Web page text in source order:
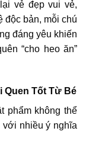
vẻ đẹp vui vẻ,
độc bản, mỗi chú
đáng yêu khiến
“cho heo ăn”
Quen Tốt Từ Bé
phẩm không thể
với nhiều ý nghĩa